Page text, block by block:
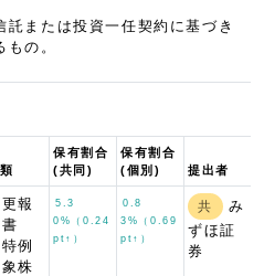
託または投資一任契約に基づき
の。
保有割合
(共同)
保有割合
(個別)
提出者
報
特例
株
5.3
0%（0.24
pt↑）
0.8
3%（0.69
pt↑）
共
み
ずほ証
券